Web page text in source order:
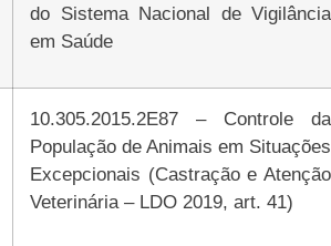
do Sistema Nacional de Vigilância
em Saúde
10.305.2015.2E87 – Controle da
População de Animais em Situações
Excepcionais (Castração e Atenção
Veterinária – LDO 2019, art. 41)